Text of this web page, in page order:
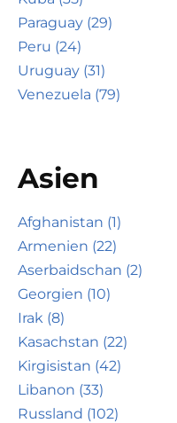
Paraguay (29)
Peru (24)
Uruguay (31)
Venezuela (79)
Asien
Afghanistan (1)
Armenien (22)
Aserbaidschan (2)
Georgien (10)
Irak (8)
Kasachstan (22)
Kirgisistan (42)
Libanon (33)
Russland (102)